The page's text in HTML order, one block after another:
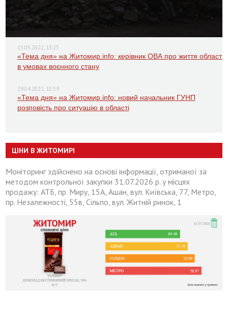
13.05.2022, 13:25
«Тема дня» на Житомир.info: керівник ОВА про життя області
в умовах воєнного стану
29.04.2022, 10:59
«Тема дня» на Житомир.info: новий начальник ГУНП
розповість про ситуацію в області
ЦІНИ В ЖИТОМИРІ
Моніторинг здійснено на основі інформації, отриманої за
методом контрольної закупки 31.07.2026 р. у місцях
продажу: АТБ, пр. Миру, 15А, Ашан, вул. Київська, 77, Метро,
пр. Незалежності, 55в, Сільпо, вул. Житній ринок, 1